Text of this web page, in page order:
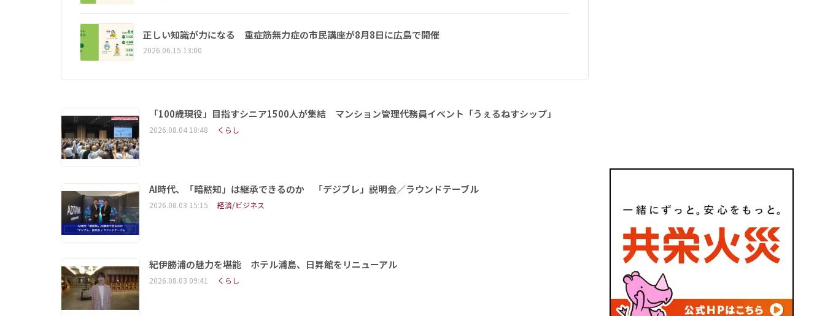
正しい知識が力になる 重症筋無力症の市民講座が8月8日に広島で開催
2026.06.15 13:00
「100歳現役」目指すシニア1500人が集結 マンション管理代務員イベント「うぇるねすシップ」
2026.08.04 10:48 くらし
AI時代、「暗黙知」は継承できるのか 「デジブレ」説明会／ラウンドテーブル
2026.08.03 15:15 経済/ビジネス
紀伊勝浦の魅力を堪能 ホテル浦島、日昇館をリニューアル
2026.08.03 09:41 くらし